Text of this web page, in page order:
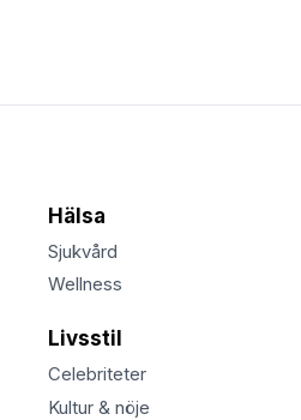
Hälsa
Sjukvård
Wellness
Livsstil
Celebriteter
Kultur & nöje